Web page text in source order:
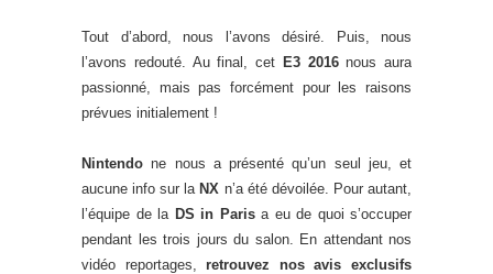
Tout d’abord, nous l’avons désiré. Puis, nous
l’avons redouté. Au final, cet E3 2016nous aura
passionné, mais pas forcément pour les raisons
prévues initialement !
Nintendo ne nous a présenté qu’un seul jeu, et
aucune info sur laNX n’a été dévoilée. Pour autant,
l’équipe de la DS in Parisa eu de quoi s’occuper
pendant les trois jours du salon. En attendant nos
vidéo reportages,retrouvez nos avis exclusifs